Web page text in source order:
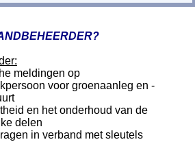
meldingen op
voor groenaanleg en -
en het onderhoud van de
delen
in verband met sleutels